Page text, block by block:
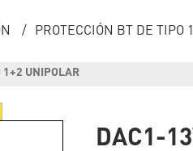
/ PROTECCIÓN BT DE TIPO
1+2 UNIPOLAR
DAC1-